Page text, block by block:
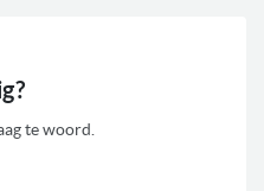
op de juiste temperatuur zijn. De
verlichting dragen bij aan een
terwijl het energiezuinige
te woord.